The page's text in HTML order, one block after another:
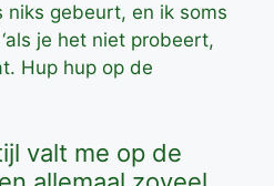
niks gebeurt, en ik soms
je het niet probeert,
Hup hup op de
valt me op de